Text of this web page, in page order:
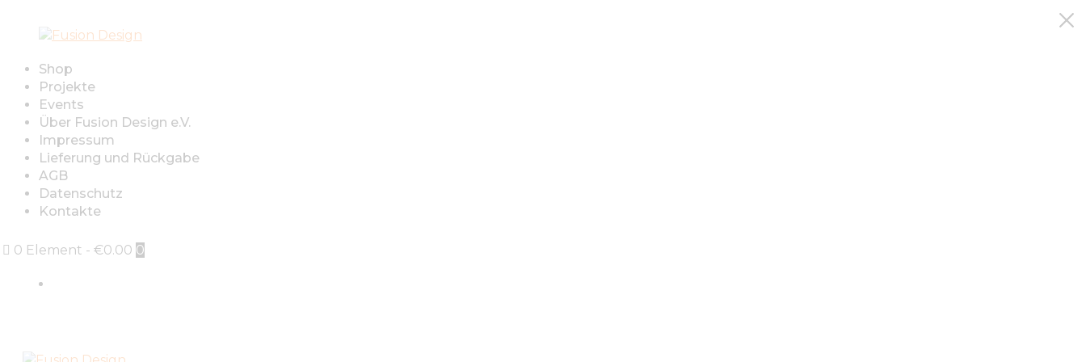
Shop
Projekte
Events
Über Fusion Design e.V.
Impressum
Lieferung und Rückgabe
AGB
Datenschutz
Kontakte
0 Element - €0.00 0